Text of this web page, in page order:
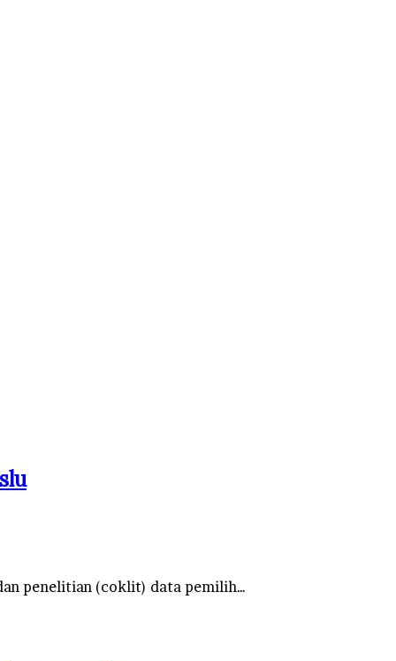
penelitian (coklit) data pemilih…